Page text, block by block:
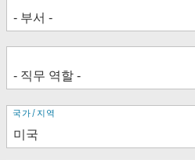
주
소
국가/지역